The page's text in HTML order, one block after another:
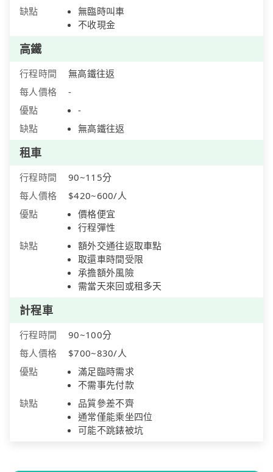
缺點
無臨時叫車
不收現金
高鐵
行程時間
無高鐵往返
每人價格
-
優點
-
缺點
無高鐵往返
租車
行程時間
90~115分
每人價格
$420~600/人
優點
價格便宜
行程彈性
缺點
額外交通往返取車點
取還車時間受限
承擔額外風險
需當天來回或租多天
計程車
行程時間
90~100分
每人價格
$700~830/人
優點
滿足臨時需求
不需事先付款
缺點
品質參差不齊
通常僅能乘坐四位
可能不跳錶被坑